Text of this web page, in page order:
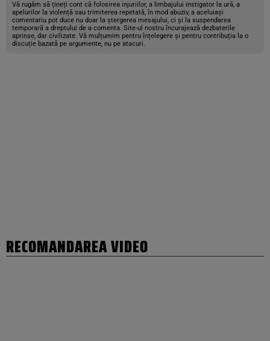
Vă rugăm să țineți cont că folosirea injuriilor, a limbajului instigator la ură, a
apelurilor la violență sau trimiterea repetată, în mod abuziv, a aceluiași
comentariu pot duce nu doar la ștergerea mesajului, ci și la suspendarea
temporară a dreptului de a comenta. Site-ul nostru încurajează dezbaterile
aprinse, dar civilizate. Vă mulțumim pentru înțelegere și pentru contribuția la o
discuție bazată pe argumente, nu pe atacuri.
RECOMANDAREA VIDEO